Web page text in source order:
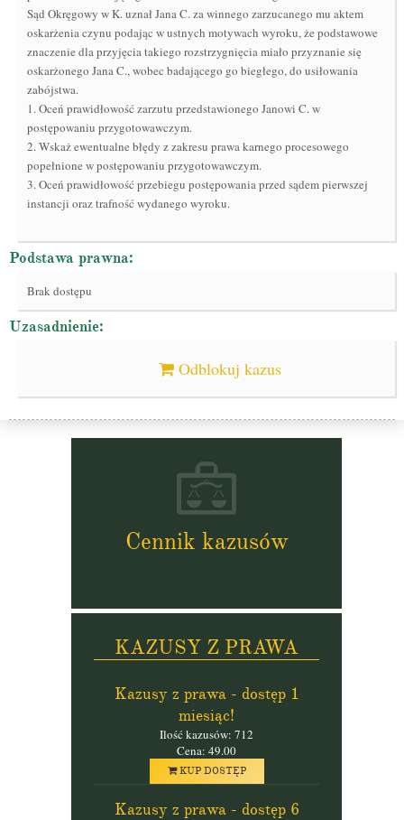
Sąd Okręgowy w K. uznał Jana C. za winnego zarzucanego mu aktem
oskarżenia czynu podając w ustnych motywach wyroku, że podstawowe
znaczenie dla przyjęcia takiego rozstrzygnięcia miało przyznanie się
oskarżonego Jana C., wobec badającego go biegłego, do usiłowania
zabójstwa.
1. Oceń prawidłowość zarzutu przedstawionego Janowi C. w
postępowaniu przygotowawczym.
2. Wskaż ewentualne błędy z zakresu prawa karnego procesowego
popełnione w postępowaniu przygotowawczym.
3. Oceń prawidłowość przebiegu postępowania przed sądem pierwszej
instancji oraz trafność wydanego wyroku.
Podstawa prawna:
Brak dostępu
Uzasadnienie:
Odblokuj kazus
Cennik kazusów
KAZUSY Z PRAWA
Kazusy z prawa - dostęp 1
miesiąc!
Ilość kazusów: 712
Cena: 49.00
KUP DOSTĘP
Kazusy z prawa - dostęp 6